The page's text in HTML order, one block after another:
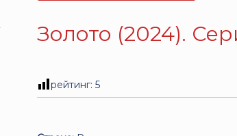
Золото (2024).
рейтинг:5